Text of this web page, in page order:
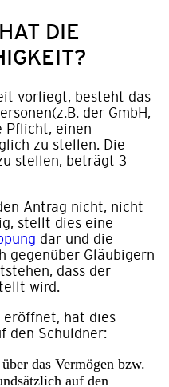
DIE
vorliegt, besteht das
der GmbH,
Pflicht, einen
zu stellen. Die
stellen, beträgt 3
Antrag nicht, nicht
stellt dies eine
dar und die
gegenüber Gläubigern
dass der
wird.
eröffnet, hat dies
den Schuldner:
das Vermögen bzw.
auf den